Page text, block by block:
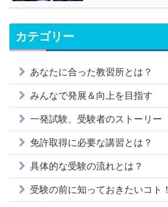
カテゴリー
あなたに合った教習所とは？
みんなで発展＆向上を目指す
一発試験、受験者のストーリー
免許取得に必要な講習とは？
具体的な受験の流れとは？
受験の前に知っておきたいコト！